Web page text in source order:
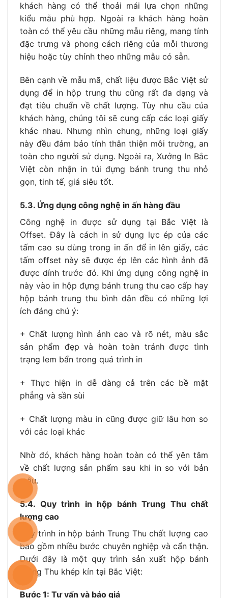
khách hàng có thể thoải mái lựa chọn những
kiểu mẫu phù hợp. Ngoài ra khách hàng hoàn
toàn có thể yêu cầu những mẫu riêng, mang tính
đặc trưng và phong cách riêng của mỗi thương
hiệu hoặc tùy chỉnh theo những mẫu có sẵn.
Bên cạnh về mẫu mã, chất liệu được Bắc Việt sử
dụng để in hộp trung thu cũng rất đa dạng và
đạt tiêu chuẩn về chất lượng. Tùy nhu cầu của
khách hàng, chúng tôi sẽ cung cấp các loại giấy
khác nhau. Nhưng nhìn chung, những loại giấy
này đều đảm bảo tính thân thiện môi trường, an
toàn cho người sử dụng. Ngoài ra, Xưởng In Bắc
Việt còn nhận in túi đựng bánh trung thu nhỏ
gọn, tinh tế, giá siêu tốt.
5.3. Ứng dụng công nghệ in ấn hàng đầu
Công nghệ in được sử dụng tại Bắc Việt là
Offset. Đây là cách in sử dụng lực ép của các
tấm cao su dùng trong in ấn để in lên giấy, các
tấm offset này sẽ được ép lên các hình ảnh đã
được dính trước đó. Khi ứng dụng công nghệ in
này vào in hộp đựng bánh trung thu cao cấp hay
hộp bánh trung thu bình dân đều có những lợi
ích đáng chú ý:
+ Chất lượng hình ảnh cao và rõ nét, màu sắc
sản phẩm đẹp và hoàn toàn tránh được tình
trạng lem bẩn trong quá trình in
+ Thực hiện in dễ dàng cả trên các bề mặt
phẳng và sần sùi
+ Chất lượng màu in cũng được giữ lâu hơn so
với các loại khác
Nhờ đó, khách hàng hoàn toàn có thể yên tâm
về chất lượng sản phẩm sau khi in so với bản
mẫu.
5.4. Quy trình in hộp bánh Trung Thu chất
lượng cao
Quy trình in hộp bánh Trung Thu chất lượng cao
bao gồm nhiều bước chuyên nghiệp và cẩn thận.
Dưới đây là một quy trình sản xuất hộp bánh
Trung Thu khép kín tại Bắc Việt:
Bước 1: Tư vấn và báo giá